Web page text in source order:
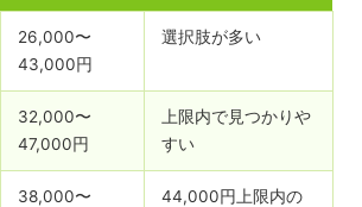
26,000〜
43,000円
選択肢が多い
32,000〜
47,000円
上限内で見つかりや
すい
38,000〜
44,000円上限内の